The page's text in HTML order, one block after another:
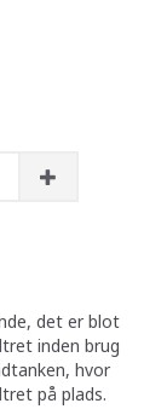
det er blot
inden brug
hvor
på plads.